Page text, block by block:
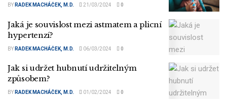
BY RADEK MACHÁČEK, M.D. 21/03/2024 0
Jaká je souvislost mezi astmatem a plicní
hypertenzí?
BY RADEK MACHÁČEK, M.D. 06/03/2024 0
Jak si udržet hubnutí udržitelným
způsobem?
BY RADEK MACHÁČEK, M.D. 01/02/2024 0